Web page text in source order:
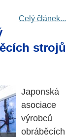
Celý článek...
strojů
Japonská
asociace
výrobců
obráběcích